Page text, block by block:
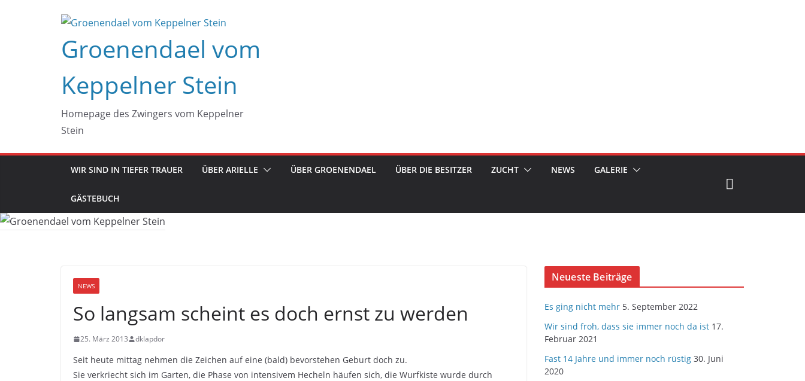
Groenendael vom
Keppelner Stein
Homepage des Zwingers vom Keppelner
Stein
WIR SIND IN TIEFER TRAUER ÜBER ARIELLE ÜBER GROENENDAEL ÜBER DIE BESITZER ZUCHT NEWS GALERIE
GÄSTEBUCH
NEWS
So langsam scheint es doch ernst zu werden
25. März 2013 dklapdor
Seit heute mittag nehmen die Zeichen auf eine (bald) bevorstehen Geburt doch zu.
Sie verkriecht sich im Garten, die Phase von intensivem Hecheln häufen sich, die Wurfkiste wurde durch
Neueste Beiträge
Es ging nicht mehr 5. September 2022
Wir sind froh, dass sie immer noch da ist 17.
Februar 2021
Fast 14 Jahre und immer noch rüstig 30. Juni
2020